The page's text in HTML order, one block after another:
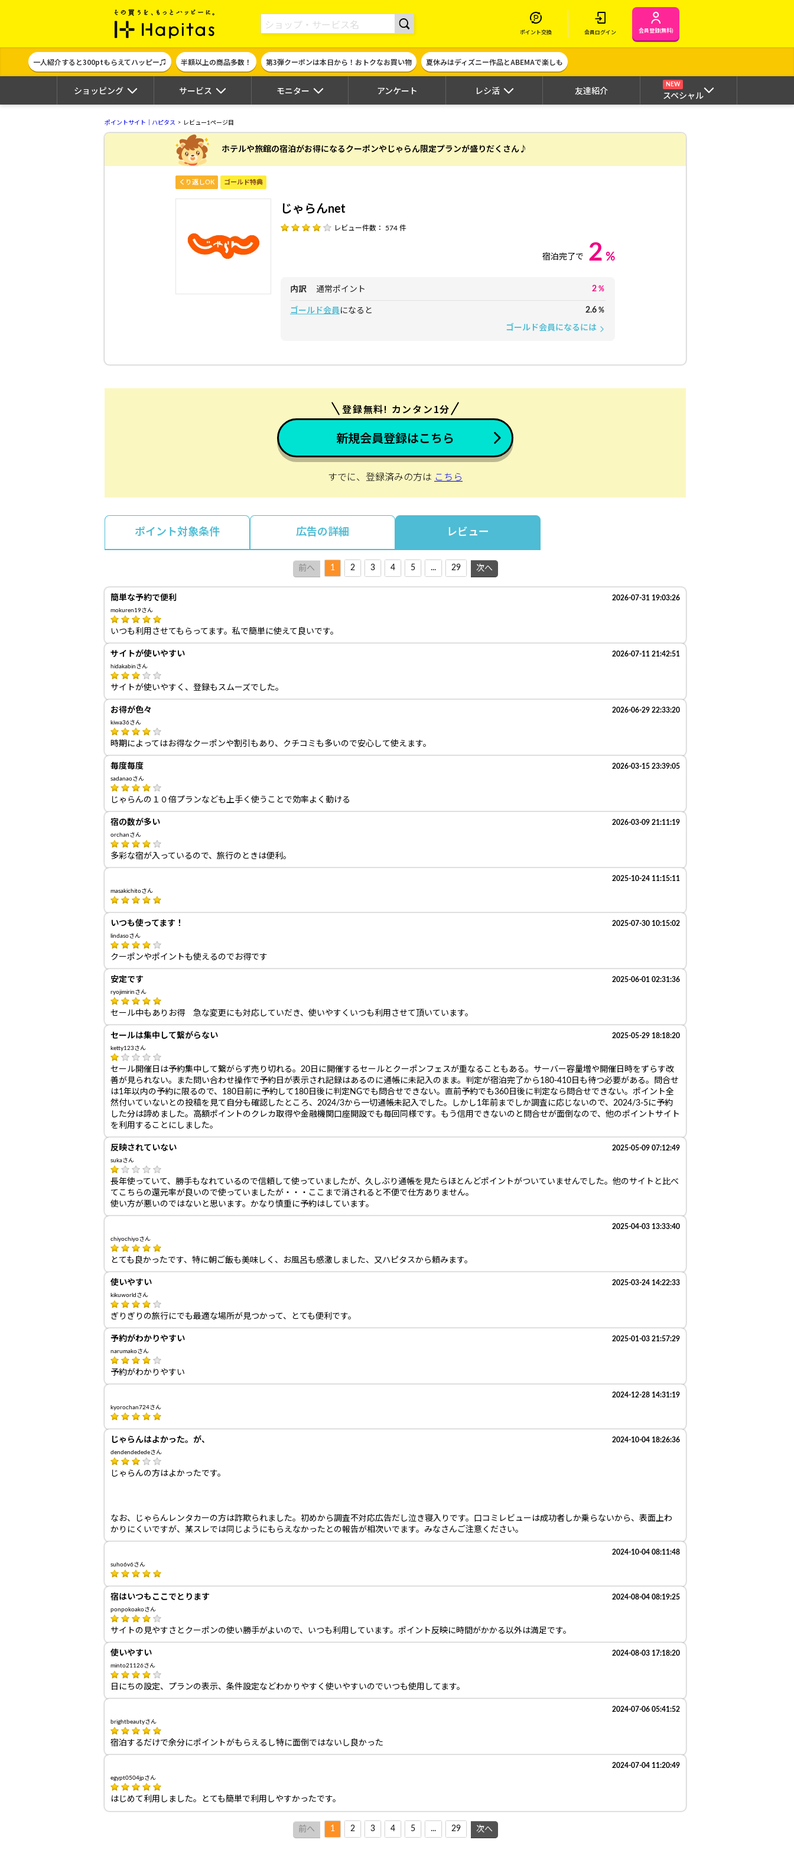
ポイント貯めて現金やギフト券に交換できるポイントサイト | ハピタス
ポイント交換 会員ログイン 会員登録(無料)
一人紹介すると300ptもらえてハッピー♫ 半額以上の商品多数！ 第3弾クーポンは本日から！おトクなお買い物 夏休みはディズニー作品とABEMAで楽しも
ショッピング サービス モニター アンケート レシ活 友達紹介
NEW
スペシャル
ポイントサイト｜ハピタス レビュー1ページ目
ホテルや旅館の宿泊がお得になるクーポンやじゃらん限定プランが盛りだくさん♪
くり返しOK ゴールド特典
じゃらんnet
レビュー件数： 574 件
宿泊完了で 2 %
内訳 通常ポイント 2 %
ゴールド会員 になると 2.6 %
ゴールド会員になるには arrow_forward_ios
登録無料! カンタン1分
新規会員登録はこちら
すでに、登録済みの方は こちら
ポイント対象条件 広告の詳細 レビュー
前へ 1 2 3 4 5 ... 29 次へ
簡単な予約で便利 2026-07-31 19:03:26
mokuren19さん
いつも利用させてもらってます。私で簡単に使えて良いです。
サイトが使いやすい 2026-07-11 21:42:51
hidakabinさん
サイトが使いやすく、登録もスムーズでした。
お得が色々 2026-06-29 22:33:20
kiwa36さん
時期によってはお得なクーポンや割引もあり、クチコミも多いので安心して使えます。
毎度毎度 2026-03-15 23:39:05
sadanaoさん
じゃらんの１０倍プランなども上手く使うことで効率よく動ける
宿の数が多い 2026-03-09 21:11:19
orchanさん
多彩な宿が入っているので、旅行のときは便利。
2025-10-24 11:15:11
masakichitoさん
いつも使ってます！ 2025-07-30 10:15:02
lindasoさん
クーポンやポイントも使えるのでお得です
安定です 2025-06-01 02:31:36
ryojimirinさん
セール中もありお得 急な変更にも対応していだき、使いやすくいつも利用させて頂いています。
セールは集中して繋がらない 2025-05-29 18:18:20
ketty123さん
セール開催日は予約集中して繋がらず売り切れる。20日に開催するセールとクーポンフェスが重なることもある。サーバー容量増や開催日時をずらす改
善が見られない。また問い合わせ操作で予約日が表示され記録はあるのに通帳に未記入のまま。判定が宿泊完了から180-410日も待つ必要がある。問合せ
は1年以内の予約に限るので、180日前に予約して180日後に判定NGでも問合せできない。直前予約でも360日後に判定なら問合せできない。ポイント全
然付いていないとの投稿を見て自分も確認したところ、2024/3から一切通帳未記入でした。しかし1年前までしか調査に応じないので、2024/3-5に予約
した分は諦めました。高額ポイントのクレカ取得や金融機関口座開設でも毎回同様です。もう信用できないのと問合せが面倒なので、他のポイントサイト
を利用することにしました。
反映されていない 2025-05-09 07:12:49
sukaさん
長年使っていて、勝手もなれているので信頼して使っていましたが、久しぶり通帳を見たらほとんどポイントがついていませんでした。他のサイトと比べ
てこちらの還元率が良いので使っていましたが・・・ここまで消されると不便で仕方ありません。
使い方が悪いのではないと思います。かなり慎重に予約はしています。
2025-04-03 13:33:40
chiyochiyoさん
とても良かったです、特に朝ご飯も美味しく、お風呂も感激しました、又ハピタスから頼みます。
使いやすい 2025-03-24 14:22:33
kikuworldさん
ぎりぎりの旅行にでも最適な場所が見つかって、とても便利です。
予約がわかりやすい 2025-01-03 21:57:29
narumakoさん
予約がわかりやすい
2024-12-28 14:31:19
kyorochan724さん
じゃらんはよかった。が、 2024-10-04 18:26:36
dendendededeさん
じゃらんの方はよかったです。
なお、じゃらんレンタカーの方は詐欺られました。初めから調査不対応広告だし泣き寝入りです。口コミレビューは成功者しか乗らないから、表面上わ
かりにくいですが、某スレでは同じようにもらえなかったとの報告が相次いでます。みなさんご注意ください。
2024-10-04 08:11:48
suho6v6さん
宿はいつもここでとります 2024-08-04 08:19:25
ponpokoakoさん
サイトの見やすさとクーポンの使い勝手がよいので、いつも利用しています。ポイント反映に時間がかかる以外は満足です。
使いやすい 2024-08-03 17:18:20
minto21126さん
日にちの設定、プランの表示、条件設定などわかりやすく使いやすいのでいつも使用してます。
2024-07-06 05:41:52
brightbeautyさん
宿泊するだけで余分にポイントがもらえるし特に面倒ではないし良かった
2024-07-04 11:20:49
egypt0504jpさん
はじめて利用しました。とても簡単で利用しやすかったです。
前へ 1 2 3 4 5 ... 29 次へ